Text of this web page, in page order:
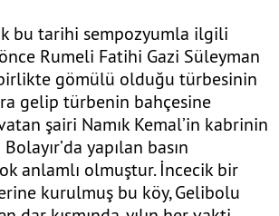
bu tarihi sempozyumla ilgili
Rumeli Fatihi Gazi Süleyman
birlikte gömülü olduğu türbesinin
gelip türbenin bahçesine
şairi Namık Kemal’in kabrinin
yapılan basın
anlamlı olmuştur. İncecik bir
kurulmuş bu köy, Gelibolu